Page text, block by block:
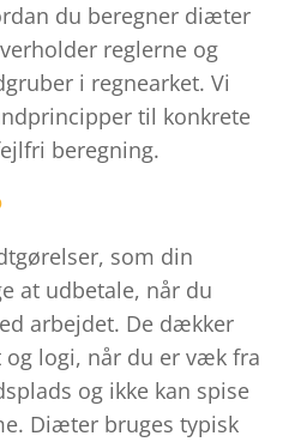
du beregner diæter
reglerne og
i regnearket. Vi
til konkrete
beregning.
som din
at udbetale, når du
arbejdet. De dækker
logi, når du er væk fra
og ikke kan spise
Diæter bruges typisk